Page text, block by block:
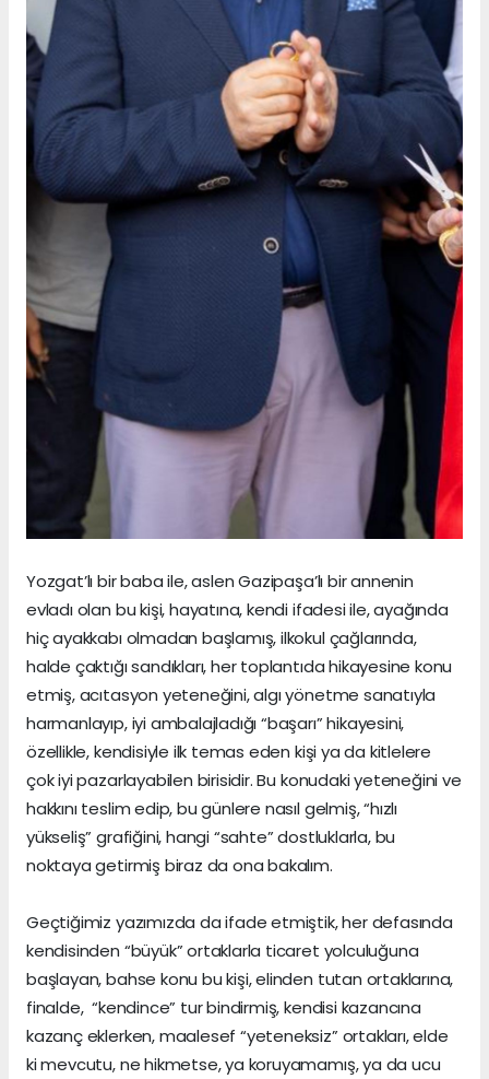
Yozgat’lı bir baba ile, aslen Gazipaşa’lı bir annenin
evladı olan bu kişi, hayatına, kendi ifadesi ile, ayağında
hiç ayakkabı olmadan başlamış, ilkokul çağlarında,
halde çaktığı sandıkları, her toplantıda hikayesine konu
etmiş, acıtasyon yeteneğini, algı yönetme sanatıyla
harmanlayıp, iyi ambalajladığı “başarı” hikayesini,
özellikle, kendisiyle ilk temas eden kişi ya da kitlelere
çok iyi pazarlayabilen birisidir. Bu konudaki yeteneğini ve
hakkını teslim edip, bu günlere nasıl gelmiş, “hızlı
yükseliş” grafiğini, hangi “sahte” dostluklarla, bu
noktaya getirmiş biraz da ona bakalım.
Geçtiğimiz yazımızda da ifade etmiştik, her defasında
kendisinden “büyük” ortaklarla ticaret yolculuğuna
başlayan, bahse konu bu kişi, elinden tutan ortaklarına,
finalde, “kendince” tur bindirmiş, kendisi kazancına
kazanç eklerken, maalesef “yeteneksiz” ortakları, elde
ki mevcutu, ne hikmetse, ya koruyamamış, ya da ucu